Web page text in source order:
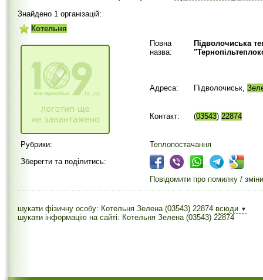
Знайдено 1 організацій:
Котельня
Повна
назва:
Підволочиська
Адреса: Підволочиськ,
Контакт: (03543) 22874
Рубрики:
Теплопостачання
Зберегти та поділитись:
Повідомити про помилку / зміни
шукати фізичну особу: Котельня Зелена (03543) 22874 всюди ▼
шукати інформацію на сайті: Котельня Зелена (03543) 22874